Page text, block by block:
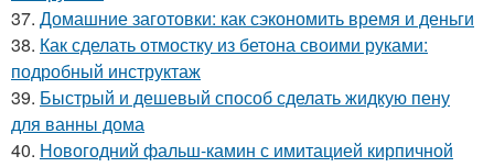
37. Домашние заготовки: как сэкономить время и деньги
38. Как сделать отмостку из бетона своими руками:
подробный инструктаж
39. Быстрый и дешевый способ сделать жидкую пену
для ванны дома
40. Новогодний фальш-камин с имитацией кирпичной